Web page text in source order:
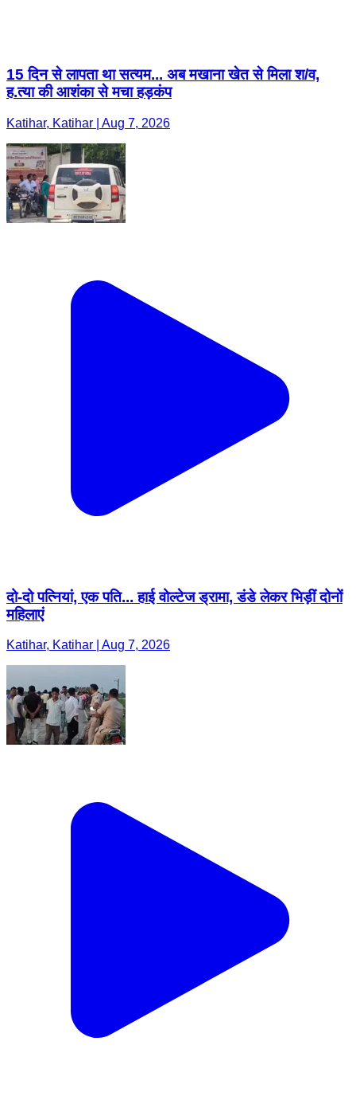
15 दिन से लापता था सत्यम... अब मखाना खेत से मिला श/व,
ह.त्या की आशंका से मचा हड़कंप
Katihar, Katihar | Aug 7, 2026
दो-दो पत्नियां, एक पति... हाई वोल्टेज ड्रामा, डंडे लेकर भिड़ीं दोनों
महिलाएं
Katihar, Katihar | Aug 7, 2026